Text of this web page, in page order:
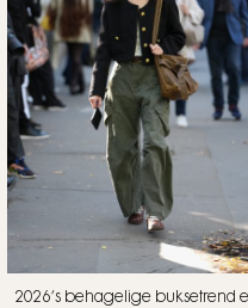
2026’s behagelige buksetrend